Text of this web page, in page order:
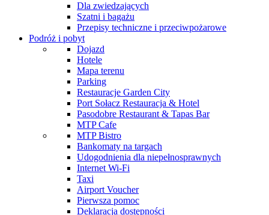
Dla zwiedzających
Szatni i bagażu
Przepisy techniczne i przeciwpożarowe
Podróż i pobyt
Dojazd
Hotele
Mapa terenu
Parking
Restauracje Garden City
Port Sołacz Restauracja & Hotel
Pasodobre Restaurant & Tapas Bar
MTP Cafe
MTP Bistro
Bankomaty na targach
Udogodnienia dla niepełnosprawnych
Internet Wi-Fi
Taxi
Airport Voucher
Pierwsza pomoc
Deklaracja dostępności